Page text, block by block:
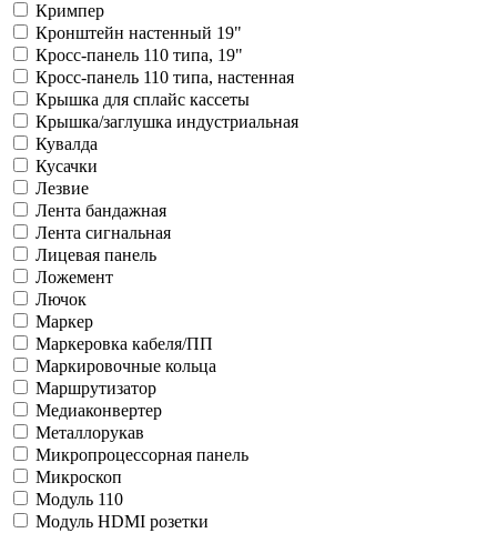
Кримпер
Кронштейн настенный 19"
Кросс-панель 110 типа, 19"
Кросс-панель 110 типа, настенная
Крышка для сплайс кассеты
Крышка/заглушка индустриальная
Кувалда
Кусачки
Лезвие
Лента бандажная
Лента сигнальная
Лицевая панель
Ложемент
Лючок
Маркер
Маркеровка кабеля/ПП
Маркировочные кольца
Маршрутизатор
Медиаконвертер
Металлорукав
Микропроцессорная панель
Микроскоп
Модуль 110
Модуль HDMI розетки